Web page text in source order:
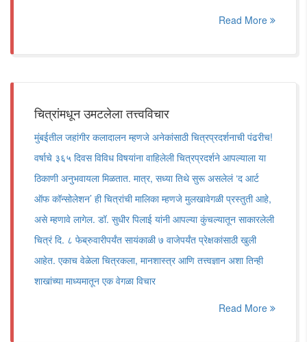
Read More
चित्रांमधून उमटलेला तत्त्वविचार
मुंबईतील जहांगीर कलादालन म्हणजे अनेकांसाठी चित्रप्रदर्शनाची पंढरीच!
वर्षाचे ३६५ दिवस विविध विषयांना वाहिलेली चित्रप्रदर्शने आपल्याला या
ठिकाणी अनुभवायला मिळतात. मात्र, सध्या तिथे सुरू असलेलं ‌‘द आर्ट
ऑफ कॉन्सोलेशन‌’ ही चित्रांची मालिका म्हणजे मुलखावेगळी प्रस्तुती आहे,
असे म्हणावे लागेल. डॉ. सुधीर पिलाई यांनी आपल्या कुंचल्यातून साकारलेली
चित्रं दि. ८ फेब्रुवारीपर्यंत सायंकाळी ७ वाजेपर्यंत प्रेक्षकांसाठी खुली
आहेत. एकाच वेळेला चित्रकला, मानशास्त्र आणि तत्त्वज्ञान अशा तिन्ही
शाखांच्या माध्यमातून एक वेगळा विचार
Read More